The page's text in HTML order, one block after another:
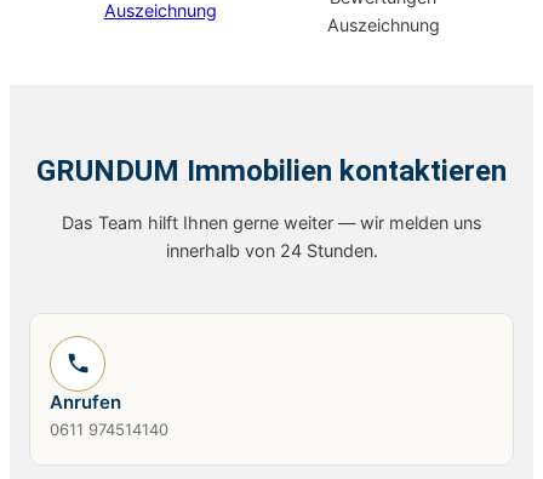
GRUNDUM Immobilien kontaktieren
Das Team hilft Ihnen gerne weiter — wir melden uns
innerhalb von 24 Stunden.
Anrufen
0611 974514140